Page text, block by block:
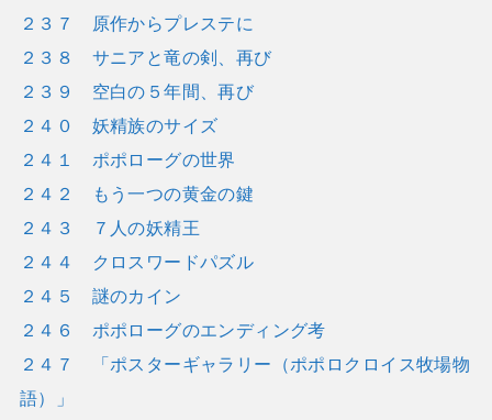
２３７ 原作からプレステに
２３８ サニアと竜の剣、再び
２３９ 空白の５年間、再び
２４０ 妖精族のサイズ
２４１ ポポローグの世界
２４２ もう一つの黄金の鍵
２４３ ７人の妖精王
２４４ クロスワードパズル
２４５ 謎のカイン
２４６ ポポローグのエンディング考
２４７ 「ポスターギャラリー（ポポロクロイス牧場物
語）」